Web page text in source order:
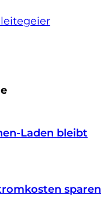
Laden bleibt
sparen